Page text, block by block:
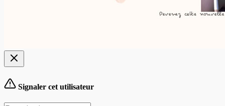
Signaler cet utilisateur